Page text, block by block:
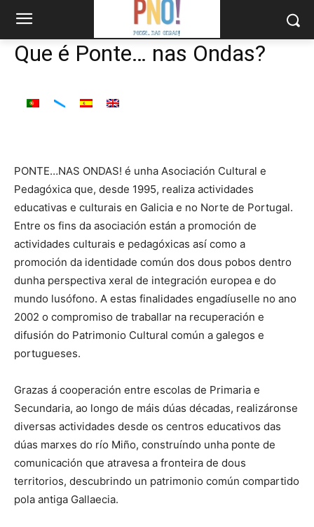
Que é Ponte… nas Ondas?
PONTE…NAS ONDAS! é unha Asociación Cultural e
Pedagóxica que, desde 1995, realiza actividades
educativas e culturais en Galicia e no Norte de Portugal.
Entre os fins da asociación están a promoción de
actividades culturais e pedagóxicas así como a
promoción da identidade común dos dous pobos dentro
dunha perspectiva xeral de integración europea e do
mundo lusófono. A estas finalidades engadíuselle no ano
2002 o compromiso de traballar na recuperación e
difusión do Patrimonio Cultural común a galegos e
portugueses.
Grazas á cooperación entre escolas de Primaria e
Secundaria, ao longo de máis dúas décadas, realizáronse
diversas actividades desde os centros educativos das
dúas marxes do río Miño, construíndo unha ponte de
comunicación que atravesa a fronteira de dous
territorios, descubrindo un patrimonio común compartido
pola antiga Gallaecia.